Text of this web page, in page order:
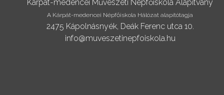
Kárpát-medencei Művészeti Népfőiskola Alapítvány
A Kárpát-medencei Népfőiskola Hálózat alapítótagja
2475 Kápolnásnyék, Deák Ferenc utca 10.
info@muveszetinepfoiskola.hu